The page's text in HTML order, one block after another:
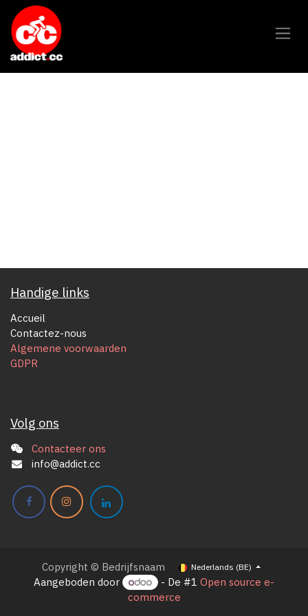
Overslaan naar inhoud
Handige links
Accueil
Contactez-nous
Algemene voorwaarden
GDPR
Volg ons
Contacteer ons
info@addict.cc
Copyright © Bedrijfsnaam Nederlands (BE)
Aangeboden door - De #1 Open source e-
commerce